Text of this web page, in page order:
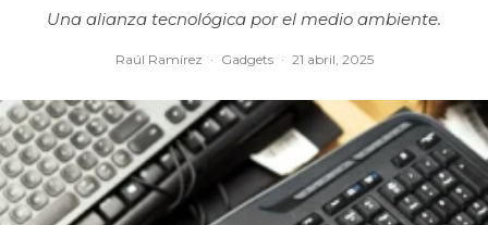
Una alianza tecnológica por el medio ambiente.
Raúl Ramírez · Gadgets · 21 abril, 2025